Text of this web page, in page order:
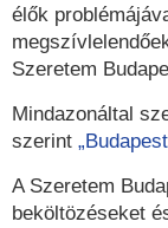
élők
Szeretem
Mindazonáltal
szerint
A Szeretem
beköltözéseket